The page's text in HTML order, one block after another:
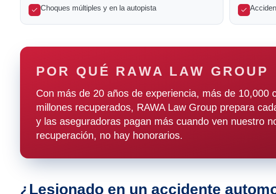
Choques múltiples y en la autopista
POR QUÉ RAWA LAW GROUP
Con más de 20 años de experiencia, más de 10,000
millones recuperados, RAWA Law Group prepara
y las aseguradoras pagan más cuando ven nuestro
recuperación, no hay honorarios.
¿Lesionado en un accidente